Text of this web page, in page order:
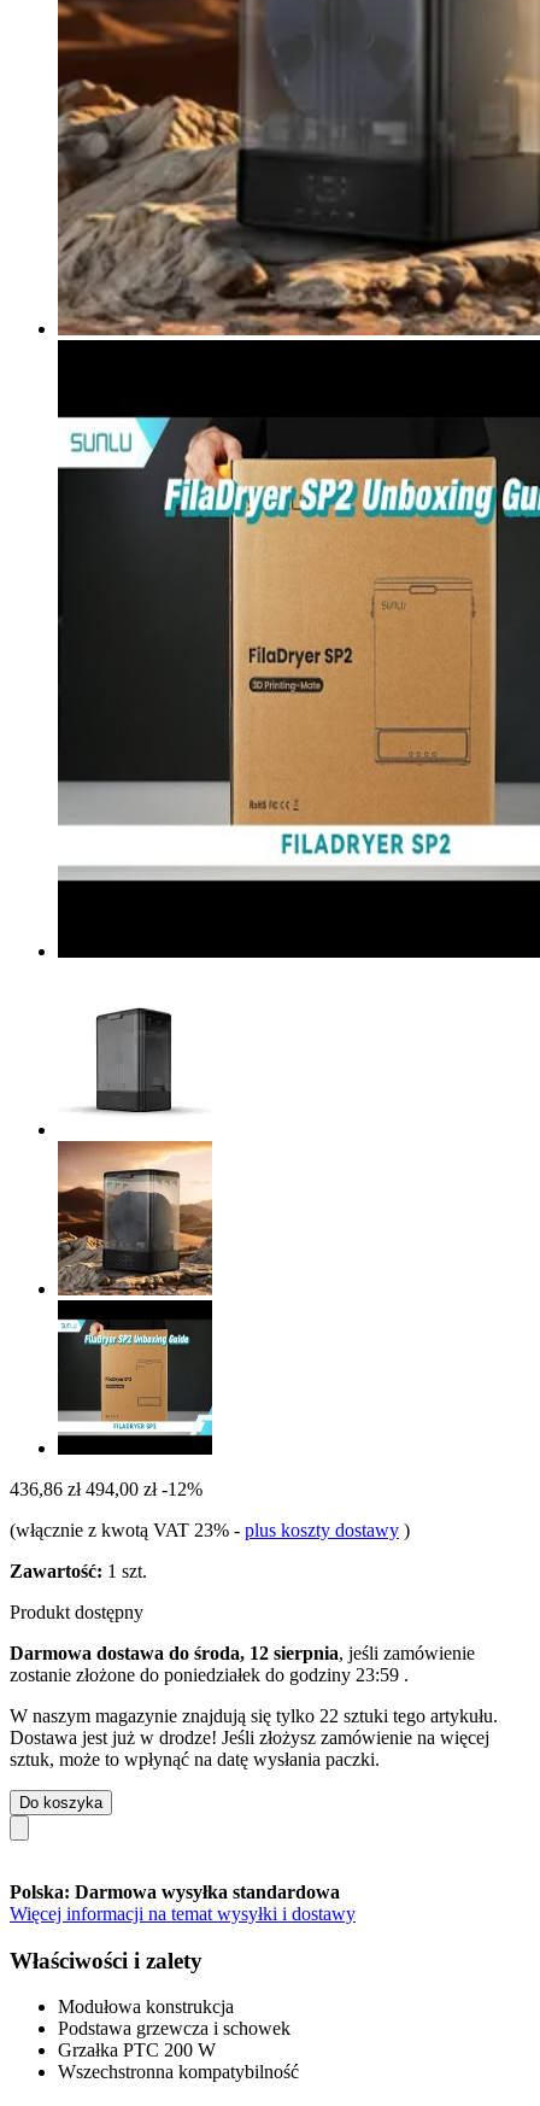
436,86 zł 494,00 zł -12%
(włącznie z kwotą VAT 23% - plus koszty dostawy )
Zawartość: 1 szt.
Produkt dostępny
Darmowa dostawa do środa, 12 sierpnia, jeśli zamówienie
zostanie złożone do poniedziałek do godziny 23:59 .
W naszym magazynie znajdują się tylko 22 sztuki tego artykułu.
Dostawa jest już w drodze! Jeśli złożysz zamówienie na więcej
sztuk, może to wpłynąć na datę wysłania paczki.
Do koszyka
Polska: Darmowa wysyłka standardowa
Więcej informacji na temat wysyłki i dostawy
Właściwości i zalety
Modułowa konstrukcja
Podstawa grzewcza i schowek
Grzałka PTC 200 W
Wszechstronna kompatybilność